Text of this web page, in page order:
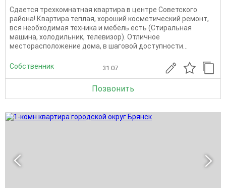
Сдается трехкомнатная квартира в центре Советского
района! Квартира теплая, хороший косметический ремонт,
вся необходимая техника и мебель есть (Стиральная
машина, холодильник, телевизор). Отличное
месторасположение дома, в шаговой доступности...
Собственник 31.07
Позвонить